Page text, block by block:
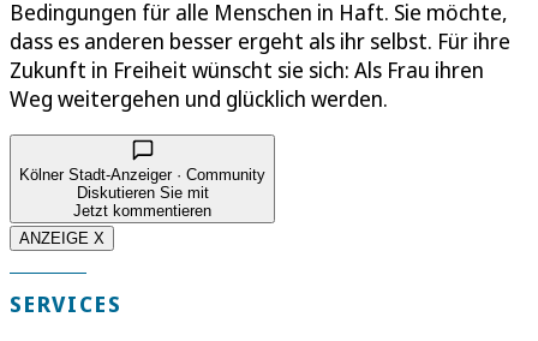
Bedingungen für alle Menschen in Haft. Sie möchte,
dass es anderen besser ergeht als ihr selbst. Für ihre
Zukunft in Freiheit wünscht sie sich: Als Frau ihren
Weg weitergehen und glücklich werden.
Kölner Stadt-Anzeiger · Community
Diskutieren Sie mit
Jetzt kommentieren
ANZEIGE X
SERVICES